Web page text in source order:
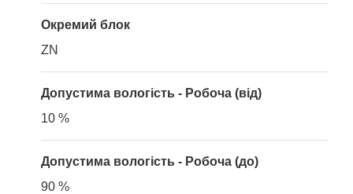
Окремий блок
ZN
Допустима вологість - Робоча (від)
10 %
Допустима вологість - Робоча (до)
90 %